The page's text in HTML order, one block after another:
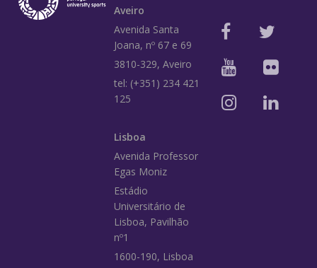
Aveiro
Avenida Santa
Joana, nº 67 e 69
3810-329, Aveiro
tel: (+351) 234 421
125
Lisboa
Avenida Professor
Egas Moniz
Estádio
Universitário de
Lisboa, Pavilhão
nº1
1600-190, Lisboa